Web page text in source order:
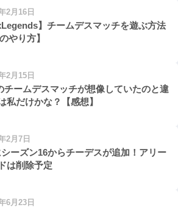
2月16日
】チームデスマッチを遊ぶ方法
やり方】
2月15日
チームデスマッチが想像していたのと違
私だけかな？【感想】
2月7日
ーズン16からチーデスが追加！アリー
は削除予定
6月23日